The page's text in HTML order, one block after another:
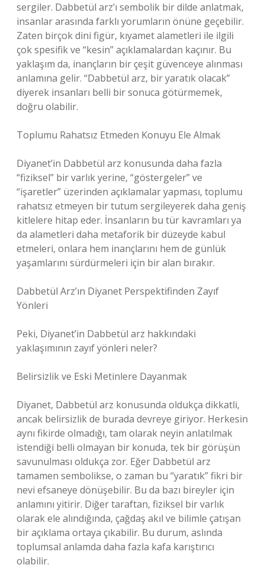
sergiler. Dabbetül arz’ı sembolik bir dilde anlatmak,
insanlar arasında farklı yorumların önüne geçebilir.
Zaten birçok dini figür, kıyamet alametleri ile ilgili
çok spesifik ve “kesin” açıklamalardan kaçınır. Bu
yaklaşım da, inançların bir çeşit güvenceye alınması
anlamına gelir. “Dabbetül arz, bir yaratık olacak”
diyerek insanları belli bir sonuca götürmemek,
doğru olabilir.
Toplumu Rahatsız Etmeden Konuyu Ele Almak
Diyanet’in Dabbetül arz konusunda daha fazla
“fiziksel” bir varlık yerine, “göstergeler” ve
“işaretler” üzerinden açıklamalar yapması, toplumu
rahatsız etmeyen bir tutum sergileyerek daha geniş
kitlelere hitap eder. İnsanların bu tür kavramları ya
da alametleri daha metaforik bir düzeyde kabul
etmeleri, onlara hem inançlarını hem de günlük
yaşamlarını sürdürmeleri için bir alan bırakır.
Dabbetül Arz’ın Diyanet Perspektifinden Zayıf
Yönleri
Peki, Diyanet’in Dabbetül arz hakkındaki
yaklaşımının zayıf yönleri neler?
Belirsizlik ve Eski Metinlere Dayanmak
Diyanet, Dabbetül arz konusunda oldukça dikkatli,
ancak belirsizlik de burada devreye giriyor. Herkesin
aynı fikirde olmadığı, tam olarak neyin anlatılmak
istendiği belli olmayan bir konuda, tek bir görüşün
savunulması oldukça zor. Eğer Dabbetül arz
tamamen sembolikse, o zaman bu “yaratık” fikri bir
nevi efsaneye dönüşebilir. Bu da bazı bireyler için
anlamını yitirir. Diğer taraftan, fiziksel bir varlık
olarak ele alındığında, çağdaş akıl ve bilimle çatışan
bir açıklama ortaya çıkabilir. Bu durum, aslında
toplumsal anlamda daha fazla kafa karıştırıcı
olabilir.